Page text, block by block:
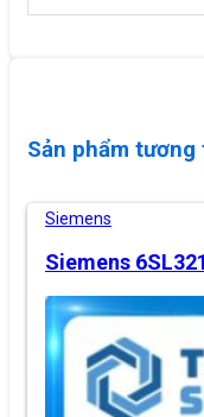
Sản phẩm tương
Siemens
Siemens